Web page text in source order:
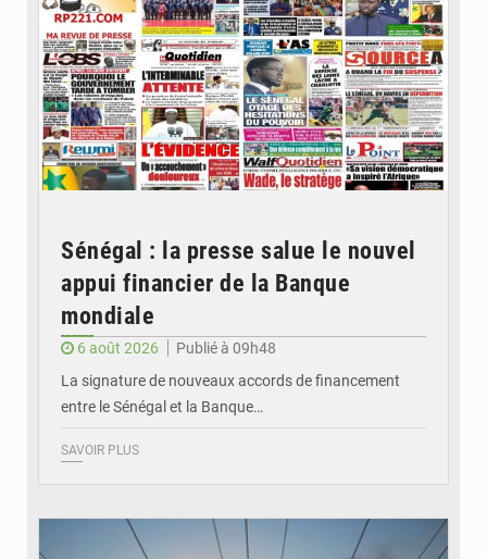
Sénégal : la presse salue le nouvel
appui financier de la Banque
mondiale
6 août 2026
Publié à 09h48
La signature de nouveaux accords de financement
entre le Sénégal et la Banque…
SAVOIR PLUS